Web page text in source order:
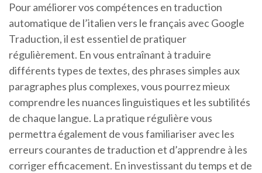
Pour améliorer vos compétences en traduction
automatique de l’italien vers le français avec Google
Traduction, il est essentiel de pratiquer
régulièrement. En vous entraînant à traduire
différents types de textes, des phrases simples aux
paragraphes plus complexes, vous pourrez mieux
comprendre les nuances linguistiques et les subtilités
de chaque langue. La pratique régulière vous
permettra également de vous familiariser avec les
erreurs courantes de traduction et d’apprendre à les
corriger efficacement. En investissant du temps et de